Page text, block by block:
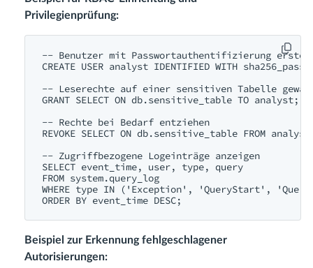
Privilegienprüfung:
-- Benutzer mit Passwortauthentifizierung
CREATE USER analyst IDENTIFIED WITH
-- Leserechte auf einer sensitiven Tabelle
GRANT SELECT ON db.sensitive_table TO analyst;
-- Rechte bei Bedarf entziehen
REVOKE SELECT ON db.sensitive_table FROM
-- Zugriffbezogene Logeinträge anzeigen
SELECT event_time, user, type, query
FROM system.query_log
WHERE type IN ('Exception', 'QueryStart',
Beispiel zur Erkennung fehlgeschlagener
Autorisierungen: